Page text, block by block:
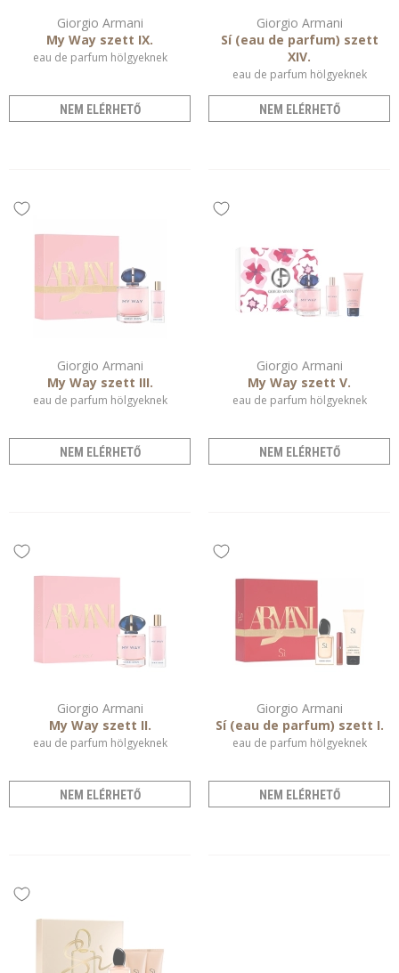
Giorgio Armani
My Way szett IX.
eau de parfum hölgyeknek
NEM ELÉRHETŐ
Giorgio Armani
Sí (eau de parfum) szett
XIV.
eau de parfum hölgyeknek
NEM ELÉRHETŐ
Giorgio Armani
My Way szett III.
eau de parfum hölgyeknek
NEM ELÉRHETŐ
Giorgio Armani
My Way szett V.
eau de parfum hölgyeknek
NEM ELÉRHETŐ
Giorgio Armani
My Way szett II.
eau de parfum hölgyeknek
NEM ELÉRHETŐ
Giorgio Armani
Sí (eau de parfum) szett I.
eau de parfum hölgyeknek
NEM ELÉRHETŐ